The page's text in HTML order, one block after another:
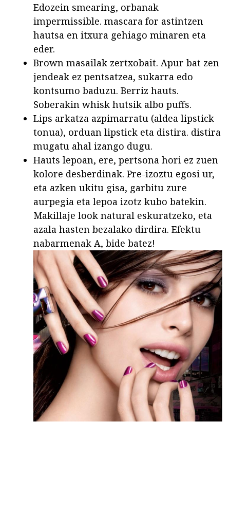
Edozein smearing, orbanak
impermissible. mascara for astintzen
hautsa en itxura gehiago minaren eta
eder.
Brown masailak zertxobait. Apur bat zen
jendeak ez pentsatzea, sukarra edo
kontsumo baduzu. Berriz hauts.
Soberakin whisk hutsik albo puffs.
Lips arkatza azpimarratu (aldea lipstick
tonua), orduan lipstick eta distira. distira
mugatu ahal izango dugu.
Hauts lepoan, ere, pertsona hori ez zuen
kolore desberdinak. Pre-izoztu egosi ur,
eta azken ukitu gisa, garbitu zure
aurpegia eta lepoa izotz kubo batekin.
Makillaje look natural eskuratzeko, eta
azala hasten bezalako dirdira. Efektu
nabarmenak A, bide batez!